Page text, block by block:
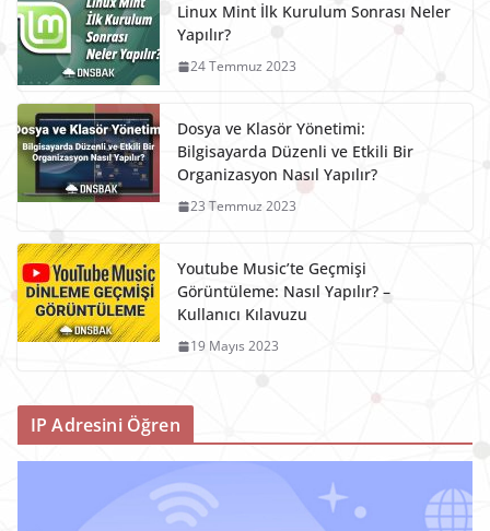
Linux Mint İlk Kurulum Sonrası Neler
Yapılır?
24 Temmuz 2023
Dosya ve Klasör Yönetimi:
Bilgisayarda Düzenli ve Etkili Bir
Organizasyon Nasıl Yapılır?
23 Temmuz 2023
Youtube Music’te Geçmişi
Görüntüleme: Nasıl Yapılır? –
Kullanıcı Kılavuzu
19 Mayıs 2023
IP Adresini Öğren